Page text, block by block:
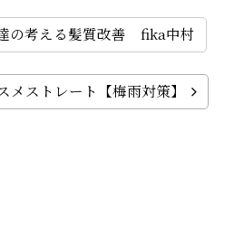
の考える髪質改善 fika中村
ストレート【梅雨対策】